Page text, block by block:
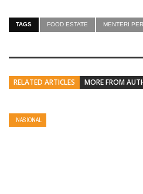
TAGS FOOD ESTATE MENTERI
RELATED ARTICLES MORE FROM
NASIONAL